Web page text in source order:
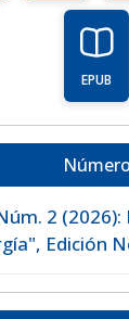
EPUB
Número
2 (2026):
Edición